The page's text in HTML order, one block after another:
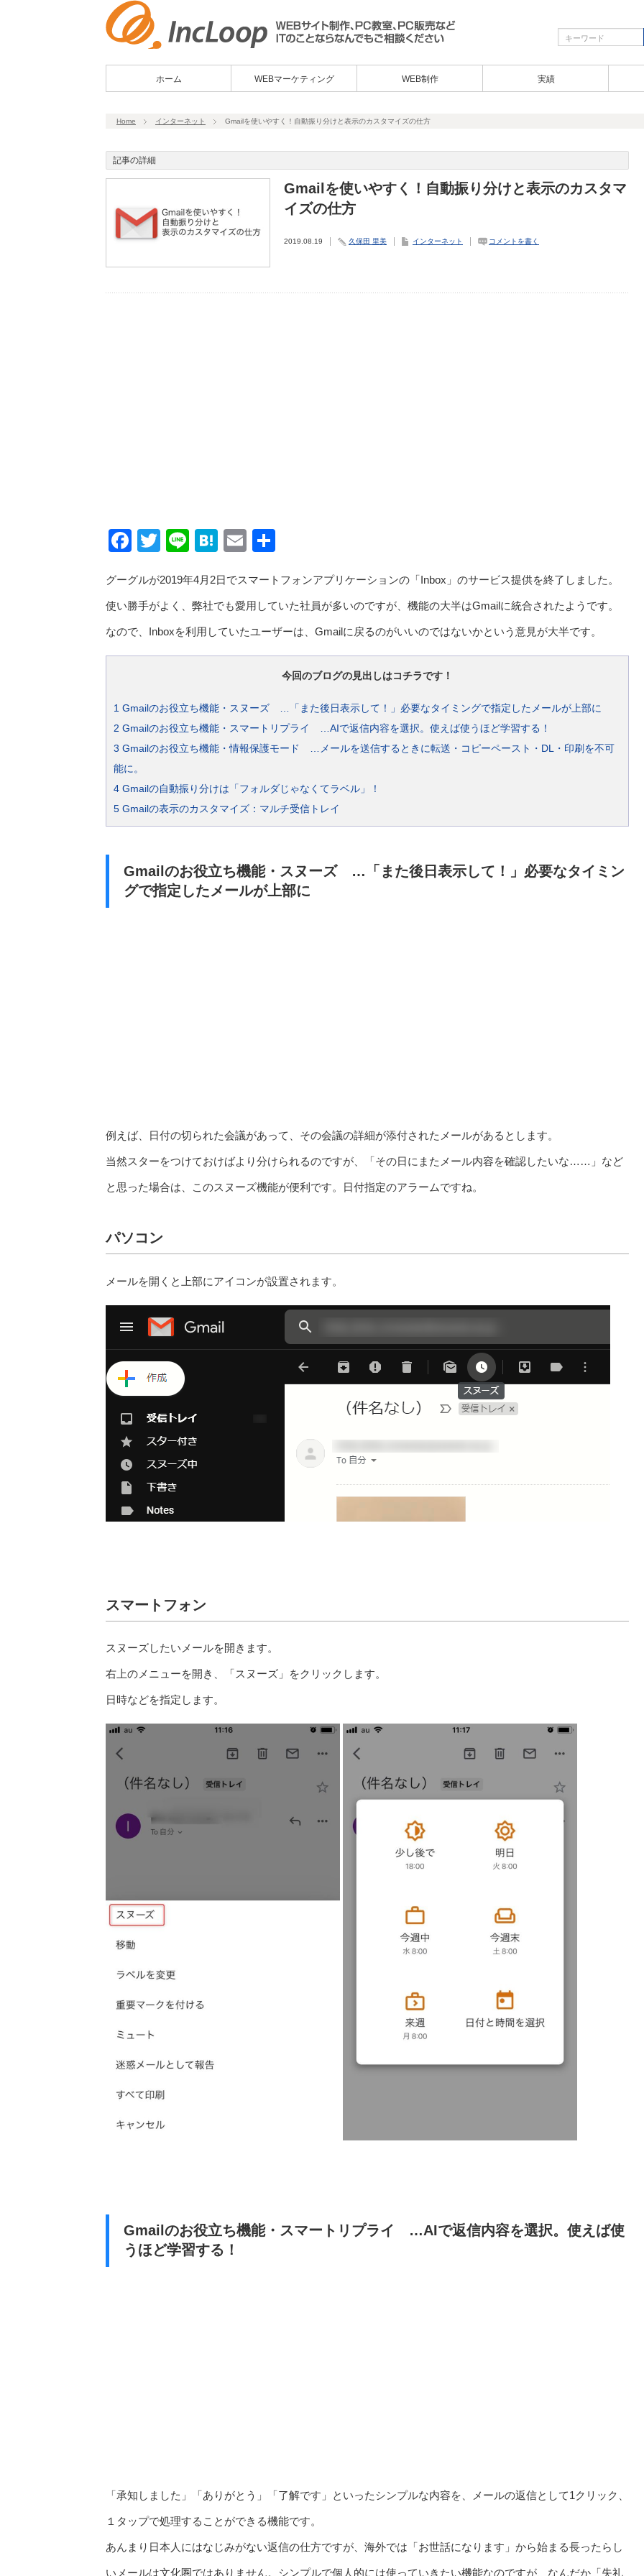
ホーム WEBマーケティング WEB制作 実績
Home インターネット Gmailを使いやすく！自動振り分けと表示のカスタマイズの仕方
記事の詳細
Gmailを使いやすく！自動振り分けと表示のカスタマ
イズの仕方
2019.08.19 久保田 里美 インターネット コメントを書く
Facebook
Twitter
LineHatena
Email
グーグルが2019年4月2日でスマートフォンアプリケーションの「Inbox」のサービス提供を終了しました。
使い勝手がよく、弊社でも愛用していた社員が多いのですが、機能の大半はGmailに統合されたようです。
なので、Inboxを利用していたユーザーは、Gmailに戻るのがいいのではないかという意見が大半です。
今回のブログの見出しはコチラです！
1 Gmailのお役立ち機能・スヌーズ …「また後日表示して！」必要なタイミングで指定したメールが上部に
2 Gmailのお役立ち機能・スマートリプライ …AIで返信内容を選択。使えば使うほど学習する！
3 Gmailのお役立ち機能・情報保護モード …メールを送信するときに転送・コピーペースト・DL・印刷を不可
能に。
4 Gmailの自動振り分けは「フォルダじゃなくてラベル」！
5 Gmailの表示のカスタマイズ：マルチ受信トレイ
Gmailのお役立ち機能・スヌーズ …「また後日表示して！」必要なタイミン
グで指定したメールが上部に
例えば、日付の切られた会議があって、その会議の詳細が添付されたメールがあるとします。
当然スターをつけておけばより分けられるのですが、「その日にまたメール内容を確認したいな……」など
と思った場合は、このスヌーズ機能が便利です。日付指定のアラームですね。
パソコン
メールを開くと上部にアイコンが設置されます。
スマートフォン
スヌーズしたいメールを開きます。
右上のメニューを開き、「スヌーズ」をクリックします。
日時などを指定します。
Gmailのお役立ち機能・スマートリプライ …AIで返信内容を選択。使えば使
うほど学習する！
「承知しました」「ありがとう」「了解です」といったシンプルな内容を、メールの返信として1クリック、
１タップで処理することができる機能です。
あんまり日本人にはなじみがない返信の仕方ですが、海外では「お世話になります」から始まる長ったらし
いメールは文化圏ではありません。シンプルで個人的には使っていきたい機能なのですが、なんだか「失礼